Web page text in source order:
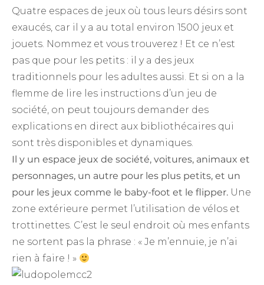
Quatre espaces de jeux où tous leurs désirs sont
exaucés, car il y a au total environ 1500 jeux et
jouets. Nommez et vous trouverez ! Et ce n’est
pas que pour les petits : il y a des jeux
traditionnels pour les adultes aussi. Et si on a la
flemme de lire les instructions d’un jeu de
société, on peut toujours demander des
explications en direct aux bibliothécaires qui
sont très disponibles et dynamiques.
Il y un espace jeux de société, voitures, animaux et
personnages, un autre pour les plus petits, et un
pour les jeux comme le baby-foot et le flipper. Une
zone extérieure permet l’utilisation de vélos et
trottinettes. C’est le seul endroit où mes enfants
ne sortent pas la phrase : « Je m’ennuie, je n’ai
rien à faire ! »